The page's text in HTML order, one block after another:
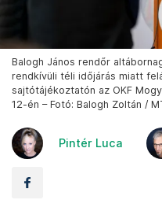
Balogh János rendőr
rendkívüli téli időjárás miatt
sajtótájékoztatón az OKF
12-én – Fotó: Balogh Zoltán /
Pintér Luca